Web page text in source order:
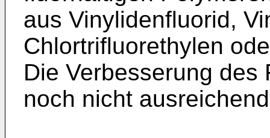
aus Vinylidenfluorid,
Chlortrifluorethylen
Die Verbesserung
noch nicht